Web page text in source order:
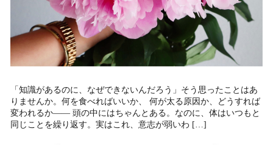
「知識があるのに、なぜできないんだろう」そう思ったことはあ
りませんか。何を食べればいいか、 何が太る原因か、どうすれば
変われるか—— 頭の中にはちゃんとある。なのに、体はいつもと
同じことを繰り返す。実はこれ、意志が弱いわ […]